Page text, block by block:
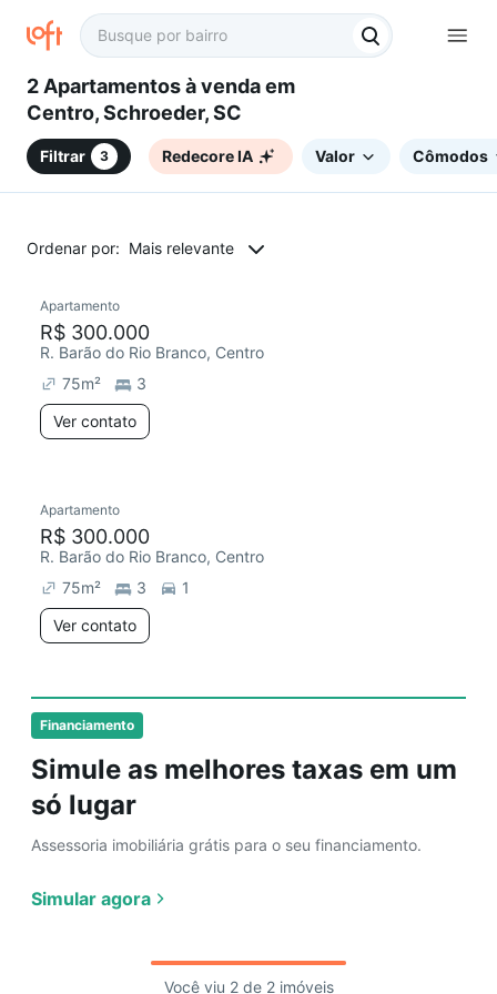
2 Apartamentos à venda em
Centro, Schroeder, SC
Filtrar 3 Redecore IA Valor Cômodos
Ordenar por: Mais relevante
Financiamento
Simule as melhores taxas em um
só lugar
Assessoria imobiliária grátis para o seu financiamento.
Simular agora
Apartamento
R$ 300.000
R. Barão do Rio Branco, Centro
75m²
3
Ver contato
Apartamento
R$ 300.000
R. Barão do Rio Branco, Centro
75m² 3
1
Ver contato
Você viu 2 de 2 imóveis